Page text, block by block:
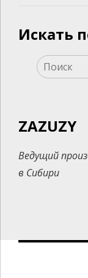
Искать
ZAZUZY
Ведущий
в Сибири